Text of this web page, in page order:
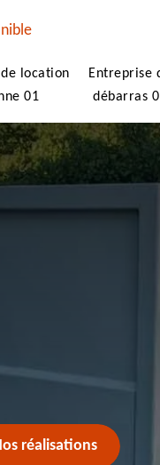
location
01
Entreprise
débarras
réalisations